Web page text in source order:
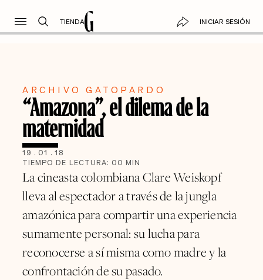
TIENDA INICIAR SESIÓN
ARCHIVO GATOPARDO
“Amazona”, el dilema de la
maternidad
19 . 01 . 18
TIEMPO DE LECTURA: 00 MIN
La cineasta colombiana Clare Weiskopf
lleva al espectador a través de la jungla
amazónica para compartir una experiencia
sumamente personal: su lucha para
reconocerse a sí misma como madre y la
confrontación de su pasado.